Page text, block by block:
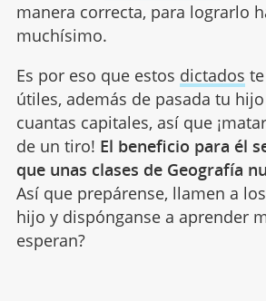
manera correcta, para lograrlo
muchísimo.
Es por eso que estos dictados
útiles, además de pasada tu
cuantas capitales, así que
de un tiro! El beneficio para él
que unas clases de Geografía
Así que prepárense, llamen a
hijo y dispónganse a aprender
esperan?